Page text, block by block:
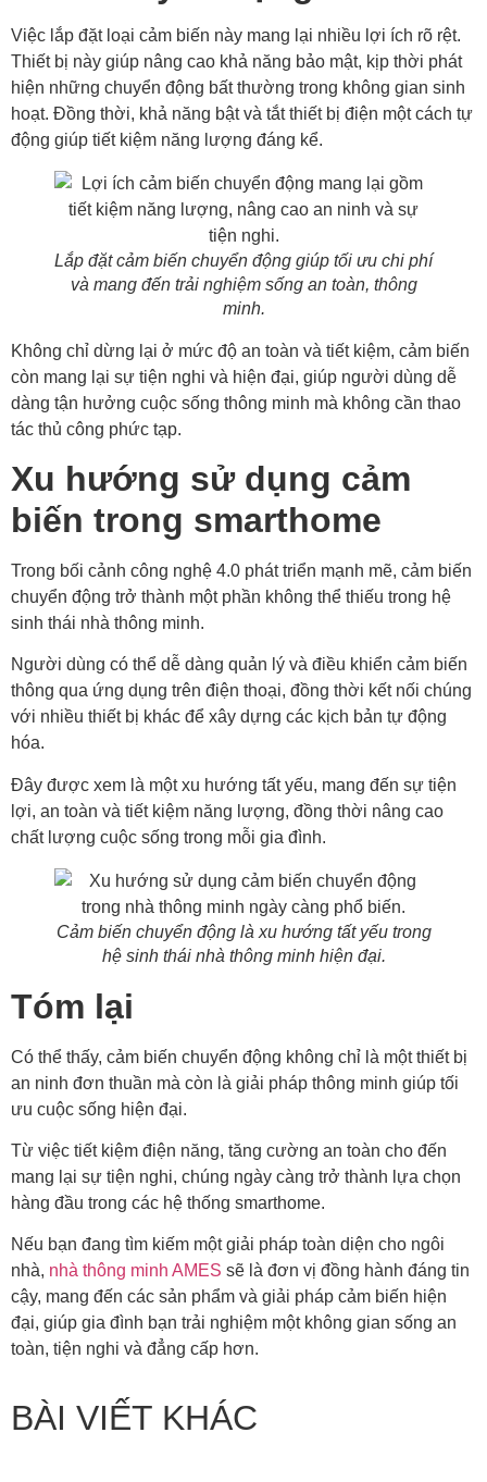
Việc lắp đặt loại cảm biến này mang lại nhiều lợi ích rõ rệt.
Thiết bị này giúp nâng cao khả năng bảo mật, kịp thời phát
hiện những chuyển động bất thường trong không gian sinh
hoạt. Đồng thời, khả năng bật và tắt thiết bị điện một cách tự
động giúp tiết kiệm năng lượng đáng kể.
Lắp đặt cảm biến chuyển động giúp tối ưu chi phí
và mang đến trải nghiệm sống an toàn, thông
minh.
Không chỉ dừng lại ở mức độ an toàn và tiết kiệm, cảm biến
còn mang lại sự tiện nghi và hiện đại, giúp người dùng dễ
dàng tận hưởng cuộc sống thông minh mà không cần thao
tác thủ công phức tạp.
Xu hướng sử dụng cảm
biến trong smarthome
Trong bối cảnh công nghệ 4.0 phát triển mạnh mẽ, cảm biến
chuyển động trở thành một phần không thể thiếu trong hệ
sinh thái nhà thông minh.
Người dùng có thể dễ dàng quản lý và điều khiển cảm biến
thông qua ứng dụng trên điện thoại, đồng thời kết nối chúng
với nhiều thiết bị khác để xây dựng các kịch bản tự động
hóa.
Đây được xem là một xu hướng tất yếu, mang đến sự tiện
lợi, an toàn và tiết kiệm năng lượng, đồng thời nâng cao
chất lượng cuộc sống trong mỗi gia đình.
Cảm biến chuyển động là xu hướng tất yếu trong
hệ sinh thái nhà thông minh hiện đại.
Tóm lại
Có thể thấy, cảm biến chuyển động không chỉ là một thiết bị
an ninh đơn thuần mà còn là giải pháp thông minh giúp tối
ưu cuộc sống hiện đại.
Từ việc tiết kiệm điện năng, tăng cường an toàn cho đến
mang lại sự tiện nghi, chúng ngày càng trở thành lựa chọn
hàng đầu trong các hệ thống smarthome.
Nếu bạn đang tìm kiếm một giải pháp toàn diện cho ngôi
nhà, nhà thông minh AMES sẽ là đơn vị đồng hành đáng tin
cậy, mang đến các sản phẩm và giải pháp cảm biến hiện
đại, giúp gia đình bạn trải nghiệm một không gian sống an
toàn, tiện nghi và đẳng cấp hơn.
BÀI VIẾT KHÁC